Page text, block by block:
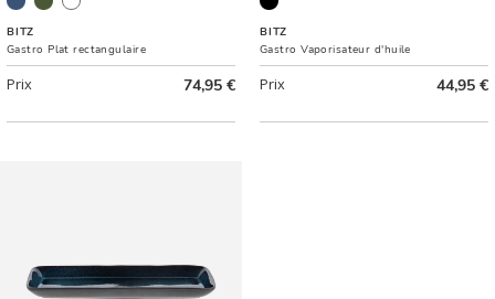
Noir/Bleu foncé
BITZ
Gastro Plat rectangulaire
Prix 74,95 €
Noir
BITZ
Gastro Vaporisateur d'huile
Prix 44,95 €